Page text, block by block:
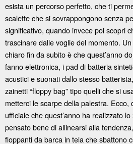
esista un percorso perfetto, che ti
scalette che si sovrappongono senza
significativo, quando invece poi scopri
trascinare dalle voglie del momento.
chiaro fin da subito è che quest’anno
fanno elettronica, i pad di batteria
acustici e suonati dallo stesso
zainetti “floppy bag” tipo quelli che si
metterci le scarpe della palestra. Ecco,
ufficiale che quest’anno ha realizzato
pensato bene di allinearsi alla
floppanti da barca in tela che sbattono